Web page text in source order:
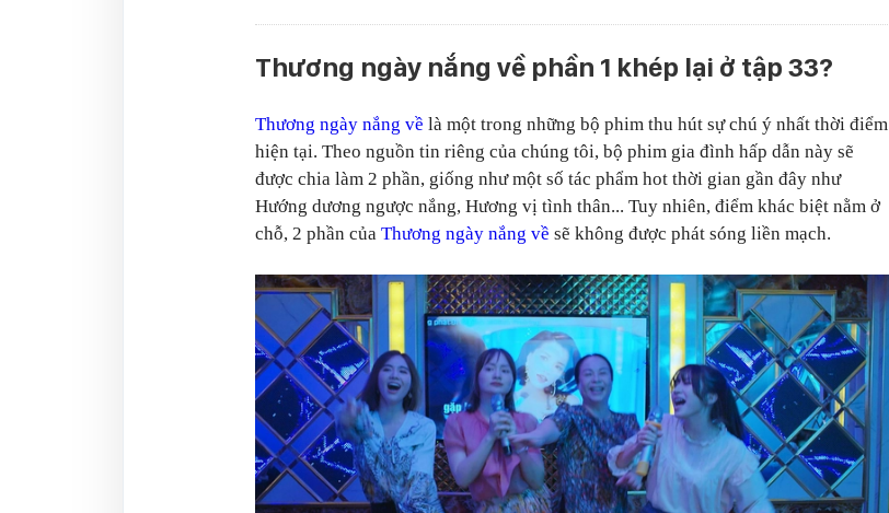
Thương ngày nắng về phần 1 khép lại ở tập 33?
Thương ngày nắng về là một trong những bộ phim thu hút sự chú ý nhất thời điểm
hiện tại. Theo nguồn tin riêng của chúng tôi, bộ phim gia đình hấp dẫn này sẽ
được chia làm 2 phần, giống như một số tác phẩm hot thời gian gần đây như
Hướng dương ngược nắng, Hương vị tình thân... Tuy nhiên, điểm khác biệt nằm ở
chỗ, 2 phần của Thương ngày nắng về sẽ không được phát sóng liền mạch.